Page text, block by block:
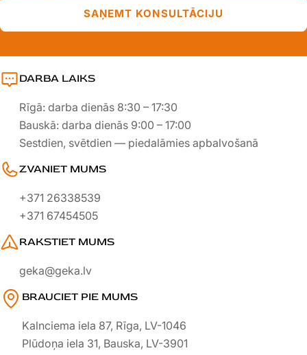
SAŅEMT KONSULTĀCIJU
DARBA LAIKS
Rīgā: darba dienās 8:30 – 17:30
Bauskā: darba dienās 9:00 – 17:00
Sestdien, svētdien — piedalāmies apbalvošanā
ZVANIET MUMS
+371 26338539
+371 67454505
RAKSTIET MUMS
geka@geka.lv
BRAUCIET PIE MUMS
Kalnciema iela 87, Rīga, LV-1046
Plūdoņa iela 31, Bauska, LV-3901